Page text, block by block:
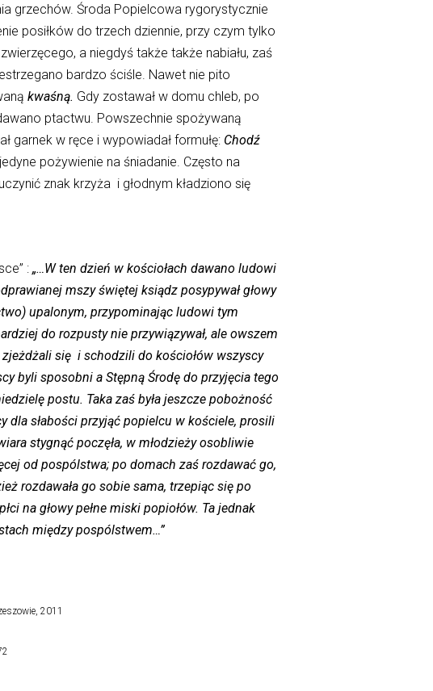
grzechów. Środa Popielcowa rygorystycznie
posiłków do trzech dziennie, przy czym tylko
a niegdyś także także nabiału, zaś
bardzo ściśle. Nawet nie pito
kwaśną. Gdy zostawał w domu chleb, po
ptactwu. Powszechnie spożywaną
garnek w ręce i wypowiadał formułę: Chodź
pożywienie na śniadanie. Często na
znak krzyża i głodnym kładziono się
: „…W ten dzień w kościołach dawano ludowi
mszy świętej ksiądz posypywał głowy
upalonym, przypominając ludowi tym
do rozpusty nie przywiązywał, ale owszem
się i schodzili do kościołów wszyscy
byli sposobni a Stępną Środę do przyjęcia tego
postu. Taka zaś była jeszcze pobożność
dla słabości przyjąć popielcu w kościele, prosili
stygnąć poczęła, w młodzieży osobliwie
od pospólstwa; po domach zaś rozdawać go,
rozdawała go sobie sama, trzepiąc się po
na głowy pełne miski popiołów. Ta jednak
między pospólstwem…”
2011